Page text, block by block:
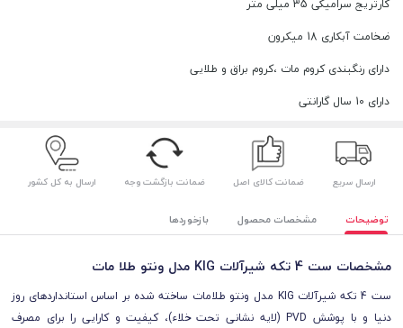
کارتریج سرامیکی 35 میلی متر
ضخامت آبکاری 18 میکرون
دارای رنگبندی کروم مات ،کروم براق و طلایی
دارای 10 سال گارانتی
ارسال سریع ضمانت کالای اصل ضمانت بازگشت وجه ارسال به کل کشور
توضیحات مشخصات محصول بازخوردها
مشخصات ست 4 تکه شیرآلات KIG مدل ونتو طلا مات
ست 4 تکه شیرآلات KIG مدل ونتو طلامات ساخته شده بر اساس استانداردهای روز
دنیا و با پوشش PVD (لایه نشانی تحت خلاء)، کیفیت و کارایی را برای مصرف